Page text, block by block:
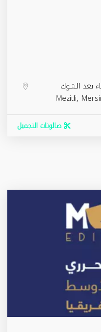
بعد الشوك
Mezitli,
صالونات التجميل